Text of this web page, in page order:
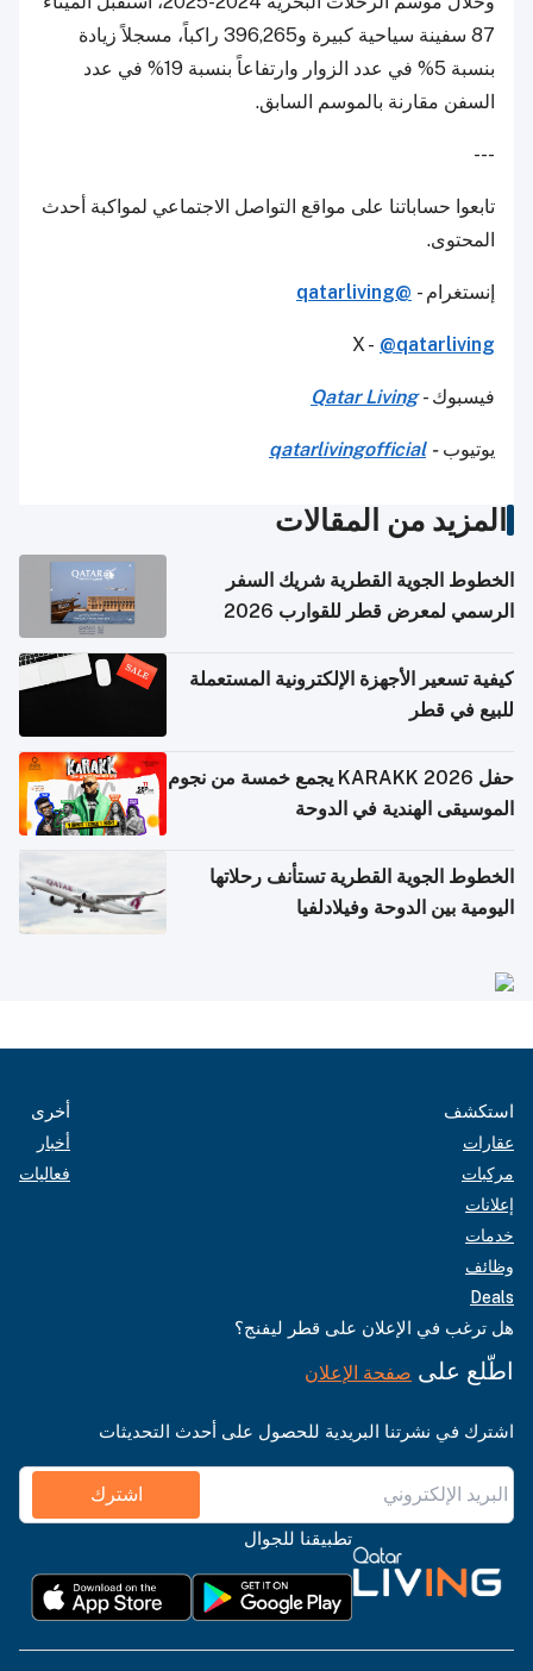
87 سفينة سياحية كبيرة و396,265 راكباً، مسجلاً زيادة
بنسبة 5% في عدد الزوار وارتفاعاً بنسبة 19% في عدد
السفن مقارنة بالموسم السابق.
---
تابعوا حساباتنا على مواقع التواصل الاجتماعي لمواكبة أحدث
المحتوى.
إنستغرام - @qatarliving
X - @qatarliving
فيسبوك -Qatar Living
يوتيوب-
qatarlivingofficial
المزيد من المقالات
الخطوط الجوية القطرية شريك السفر
الرسمي لمعرض قطر للقوارب 2026
كيفية تسعير الأجهزة الإلكترونية المستعملة
للبيع في قطر
حفل KARAKK 2026 يجمع خمسة من نجوم
الموسيقى الهندية في الدوحة
الخطوط الجوية القطرية تستأنف رحلاتها
اليومية بين الدوحة وفيلادلفيا
استكشف
عقارات
مركبات
إعلانات
خدمات
وظائف
Deals
أخرى
أخبار
فعاليات
هل ترغب في الإعلان على قطر ليفنج؟
اطّلع على صفحة الإعلان
اشترك في نشرتنا البريدية للحصول على أحدث التحديثات
اشترك
تطبيقنا للجوال